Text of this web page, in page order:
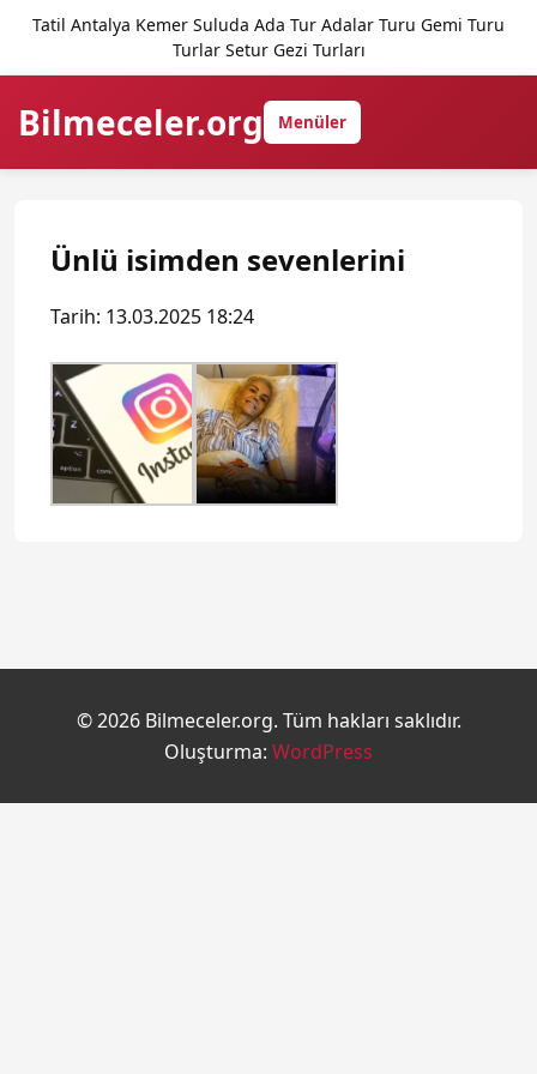
Tatil Antalya Kemer Suluda Ada Tur Adalar Turu Gemi Turu
Turlar Setur Gezi Turları
Bilmeceler.org Menüler
Ünlü isimden sevenlerini
Tarih: 13.03.2025 18:24
© 2026 Bilmeceler.org. Tüm hakları saklıdır.
Oluşturma: WordPress